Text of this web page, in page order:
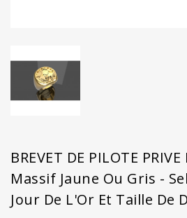
BREVET DE PILOTE
Massif Jaune Ou Gris -
Jour De L'Or Et Taille De